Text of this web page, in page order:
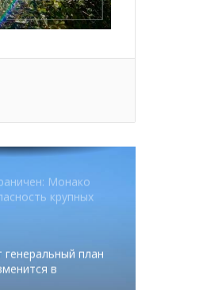
крупных
план
в
забег в Монако
континентах